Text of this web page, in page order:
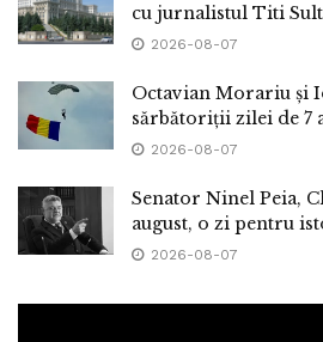
cu jurnalistul Titi
2026-08-07
Octavian Morariu și
sărbătoriții zilei de 7
2026-08-07
Senator Ninel Peia,
august, o zi pentru
2026-08-07